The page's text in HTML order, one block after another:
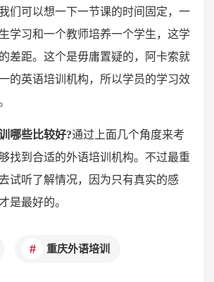
们可以想一下一节课的时间固定，一
学习和一个教师培养一个学生，这学
差距。这个是毋庸置疑的，阿卡索就
的英语培训机构，所以学员的学习效
哪些比较好?通过上面几个角度来考
找到合适的外语培训机构。不过最重
试听了解情况，因为只有真实的感
是最好的。
重庆外语培训